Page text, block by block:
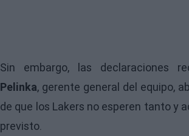
Sin embargo, las declaraciones
Pelinka, gerente general del equipo,
de que los Lakers no esperen tanto y
previsto.